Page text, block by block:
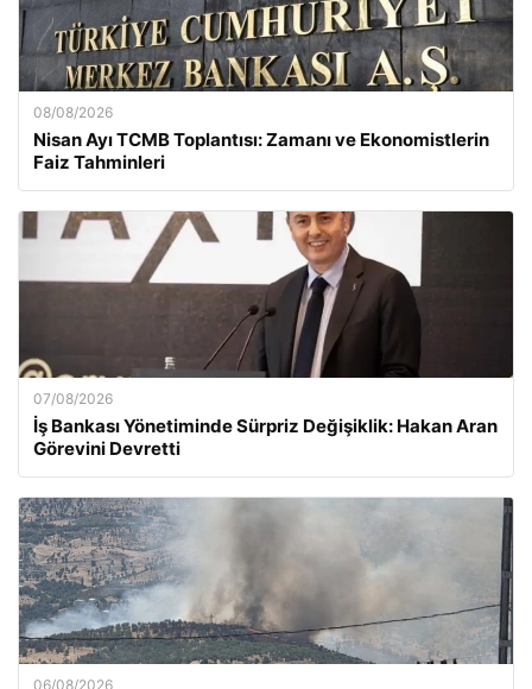
08/08/2026
Nisan Ayı TCMB Toplantısı: Zamanı ve Ekonomistlerin
Faiz Tahminleri
07/08/2026
İş Bankası Yönetiminde Sürpriz Değişiklik: Hakan Aran
Görevini Devretti
06/08/2026